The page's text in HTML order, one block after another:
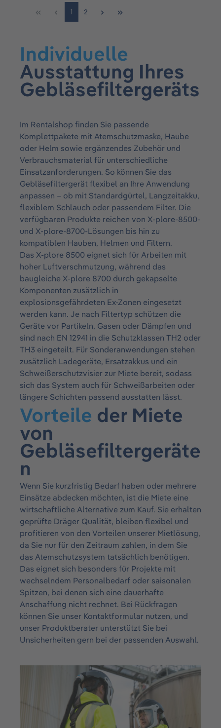
1 2
Individuelle
Ausstattung Ihres
Gebläsefiltergeräts
Im Rentalshop finden Sie passende
Komplettpakete mit Atemschutzmaske, Haube
oder Helm sowie ergänzendes Zubehör und
Verbrauchsmaterial für unterschiedliche
Einsatzanforderungen. So können Sie das
Gebläsefiltergerät flexibel an Ihre Anwendung
anpassen – ob mit Standardgürtel, Langzeitakku,
flexiblem Schlauch oder passendem Filter. Die
verfügbaren Produkte reichen von X-plore-8500-
und X-plore-8700-Lösungen bis hin zu
kompatiblen Hauben, Helmen und Filtern.
Das X-plore 8500 eignet sich für Arbeiten mit
hoher Luftverschmutzung, während das
baugleiche X-plore 8700 durch gekapselte
Komponenten zusätzlich in
explosionsgefährdeten Ex-Zonen eingesetzt
werden kann. Je nach Filtertyp schützen die
Geräte vor Partikeln, Gasen oder Dämpfen und
sind nach EN 12941 in die Schutzklassen TH2 oder
TH3 eingeteilt. Für Sonderanwendungen stehen
zusätzlich Ladegeräte, Ersatzakkus und ein
Schweißerschutzvisier zur Miete bereit, sodass
sich das System auch für Schweißarbeiten oder
längere Schichten passend ausstatten lässt.
Vorteile der Miete
von
Gebläsefiltergeräte
n
Wenn Sie kurzfristig Bedarf haben oder mehrere
Einsätze abdecken möchten, ist die Miete eine
wirtschaftliche Alternative zum Kauf. Sie erhalten
geprüfte Dräger Qualität, bleiben flexibel und
profitieren von den Vorteilen unserer Mietlösung,
da Sie nur für den Zeitraum zahlen, in dem Sie
das Atemschutzsystem tatsächlich benötigen.
Das eignet sich besonders für Projekte mit
wechselndem Personalbedarf oder saisonalen
Spitzen, bei denen sich eine dauerhafte
Anschaffung nicht rechnet. Bei Rückfragen
können Sie unser Kontaktformular nutzen, und
unser Produktberater unterstützt Sie bei
Unsicherheiten gern bei der passenden Auswahl.